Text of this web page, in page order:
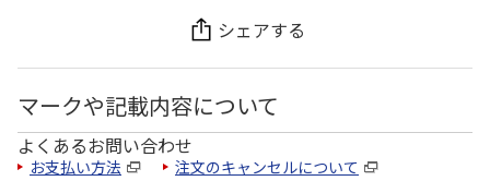
シェアする
マークや記載内容について
よくあるお問い合わせ
お支払い方法 注文のキャンセルについて